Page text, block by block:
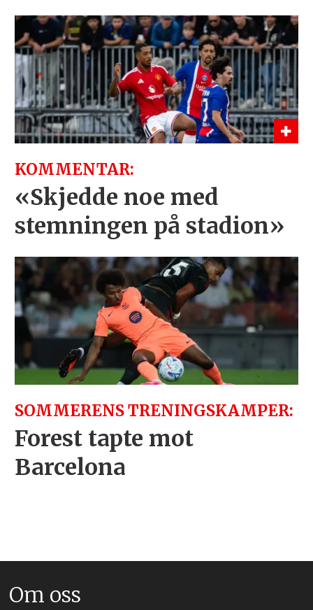
KOMMENTAR:
«Skjedde noe med
stemningen på stadion»
SOMMERENS TRENINGSKAMPER:
Forest tapte mot
Barcelona
Om oss